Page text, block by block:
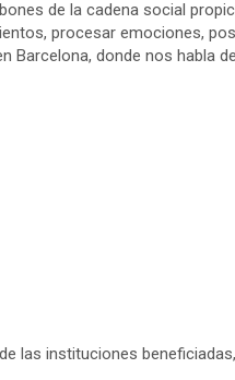
de la cadena social
procesar emociones,
Barcelona, donde nos habla
las instituciones